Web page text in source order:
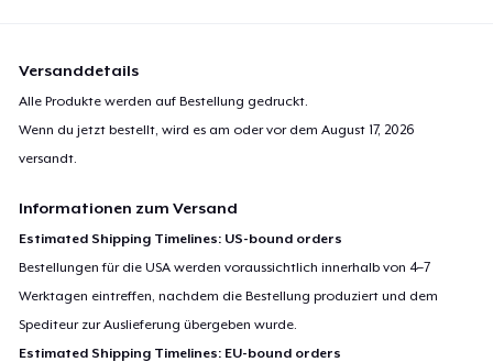
Versanddetails
Alle Produkte werden auf Bestellung gedruckt.
Wenn du jetzt bestellt, wird es am oder vor demAugust 17, 2026
versandt.
Informationen zum Versand
Estimated Shipping Timelines: US-bound orders
Bestellungen für die USA werden voraussichtlich innerhalb von 4–7
Werktagen eintreffen, nachdem die Bestellung produziert und dem
Spediteur zur Auslieferung übergeben wurde.
Estimated Shipping Timelines: EU-bound orders